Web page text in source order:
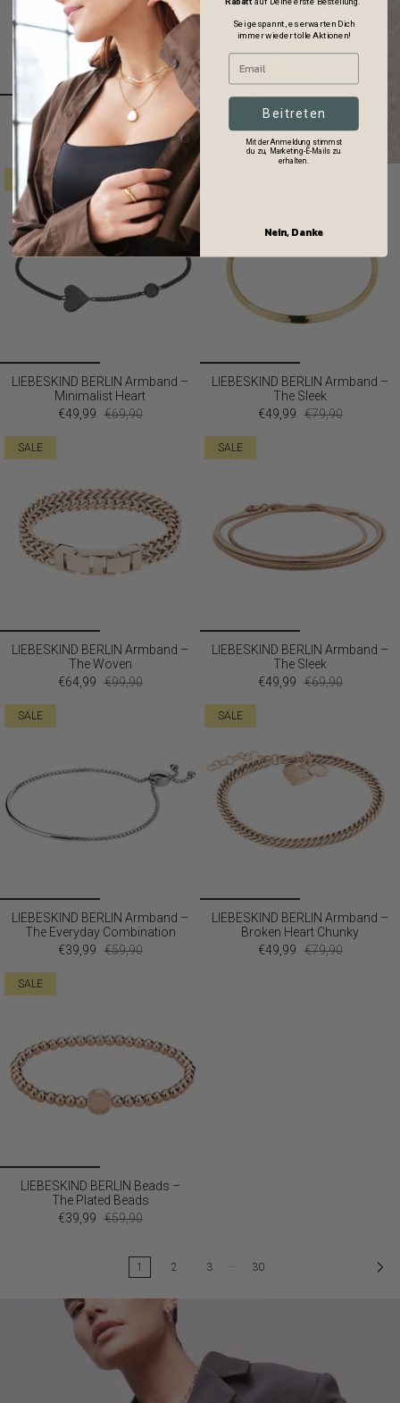
LIEBESKIND BERLIN Beads –
The Dark Quartz
€39,99 €49,90
SALE
LIEBESKIND BERLIN Armband –
Minimalist Heart
€49,99 €69,90
LIEBESKIND BERLIN Armband –
The Sleek
€49,99 €79,90
SALE
LIEBESKIND BERLIN Armband –
The Woven
€64,99 €99,90
SALE
LIEBESKIND BERLIN Armband –
The Sleek
€49,99 €69,90
SALE
LIEBESKIND BERLIN Armband –
The Everyday Combination
€39,99 €59,90
SALE
LIEBESKIND BERLIN Armband –
Broken Heart Chunky
€49,99 €79,90
SALE
LIEBESKIND BERLIN Beads –
The Plated Beads
€39,99 €59,90
1 2 3 30
Sei gespannt, es erwarten Dich
immer wieder tolle Aktionen!
Beitreten
Mit der Anmeldung stimmst
du zu, Marketing-E-Mails zu
erhalten.
Nein, Danke